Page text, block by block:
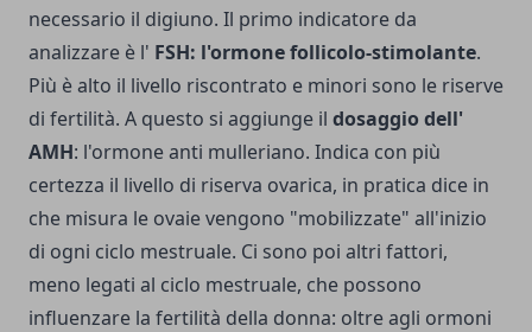
necessario il digiuno. Il primo indicatore da
analizzare è l' FSH: l'ormone follicolo-stimolante.
Più è alto il livello riscontrato e minori sono le riserve
di fertilità. A questo si aggiunge il dosaggio dell'
AMH: l'ormone anti mulleriano. Indica con più
certezza il livello di riserva ovarica, in pratica dice in
che misura le ovaie vengono "mobilizzate" all'inizio
di ogni ciclo mestruale. Ci sono poi altri fattori,
meno legati al ciclo mestruale, che possono
influenzare la fertilità della donna: oltre agli ormoni